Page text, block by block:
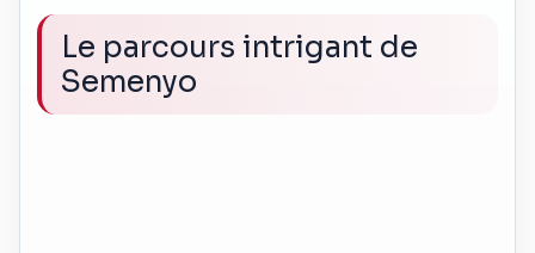
Le parcours intrigant de
Semenyo